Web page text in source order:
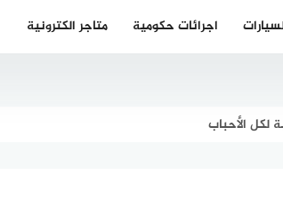
اجرائات حكومية متاجر الكترونية
الأحباب